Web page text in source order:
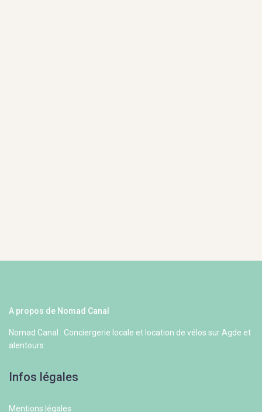
A propos de Nomad Canal
Nomad Canal : Conciergerie locale et location de vélos sur Agde et
alentours
Infos légales
Mentions légales